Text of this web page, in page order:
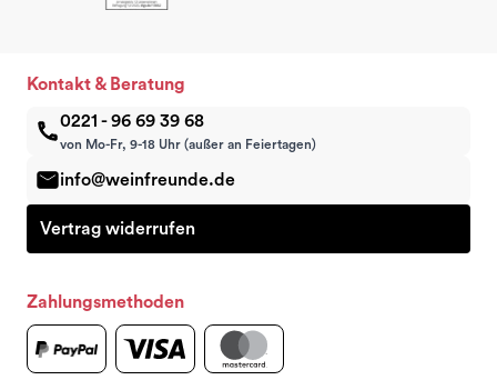
Kontakt & Beratung
0221 - 96 69 39 68
von Mo-Fr, 9-18 Uhr (außer an Feiertagen)
info@weinfreunde.de
Vertrag widerrufen
Zahlungsmethoden